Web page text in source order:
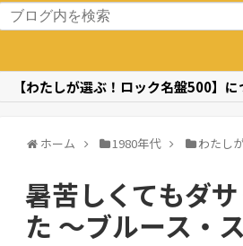
【わたしが選ぶ！ロック名盤500】に
ホーム 1980年代 わたし
暑苦しくてもダ
た 〜ブルース・